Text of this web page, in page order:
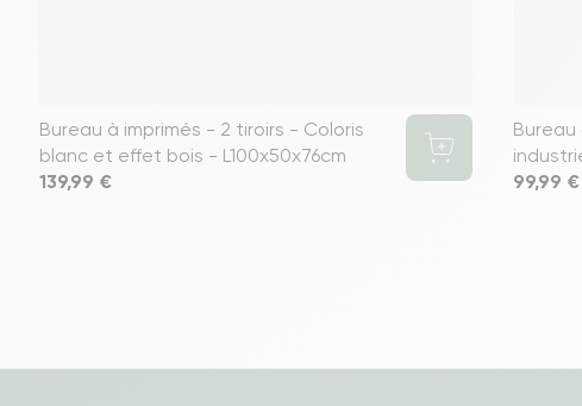
Bureau à imprimés - 2 tiroirs - Coloris
blanc et effet bois - L100x50x76cm
Prix
139,99 € Prix
99,99 €